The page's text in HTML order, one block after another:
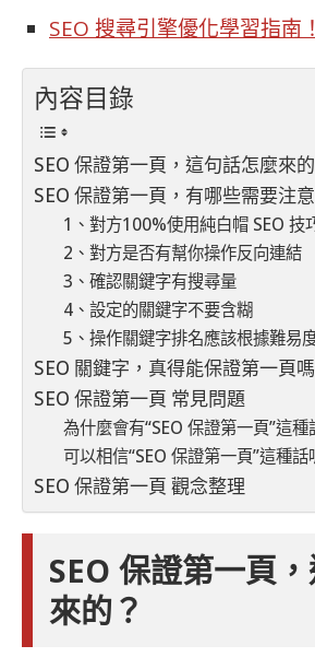
SEO 搜尋引擎優化學習指南！
內容目錄
SEO 保證第一頁，這句話怎麼來
SEO 保證第一頁，有哪些需要注
1、對方100%使用純白帽 SEO 技
2、對方是否有幫你操作反向連結
3、確認關鍵字有搜尋量
4、設定的關鍵字不要含糊
5、操作關鍵字排名應該根據難易
SEO 關鍵字，真得能保證第一頁
SEO 保證第一頁 常見問題
為什麼會有“SEO 保證第一頁”這種
可以相信“SEO 保證第一頁”這種話
SEO 保證第一頁 觀念整理
SEO 保證第一頁
來的？